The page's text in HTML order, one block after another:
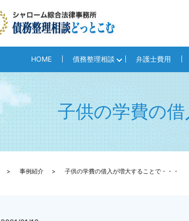
HOME 債務整理相談 弁護士費用
子供の学費の
事例紹介 子供の学費の借入が増大することで・・・